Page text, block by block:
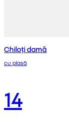
Chiloți damă
cu plasă
14